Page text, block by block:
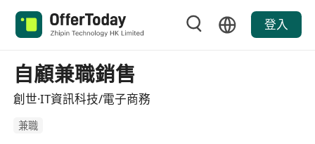
登入
自顧兼職銷售
創世·IT資訊科技/電子商務
兼職